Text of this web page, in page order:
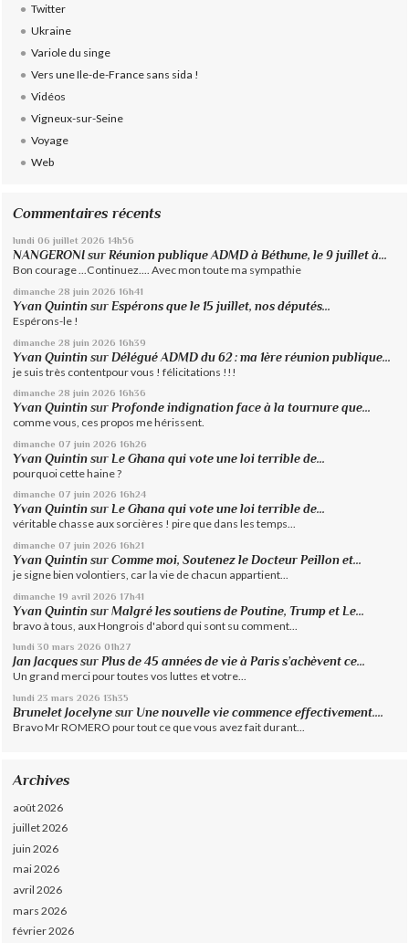
Twitter
Ukraine
Variole du singe
Vers une Ile-de-France sans sida !
Vidéos
Vigneux-sur-Seine
Voyage
Web
Commentaires récents
lundi 06 juillet 2026 14h56
NANGERONI surRéunion publique ADMD à Béthune, le 9 juillet à...
Bon courage ...Continuez.... Avec mon toute ma sympathie
dimanche 28 juin 2026 16h41
Yvan Quintin surEspérons que le 15 juillet, nos députés...
Espérons-le !
dimanche 28 juin 2026 16h39
Yvan Quintin surDélégué ADMD du 62 : ma 1ère réunion publique...
je suis très contentpour vous ! félicitations !!!
dimanche 28 juin 2026 16h36
Yvan Quintin surProfonde indignation face à la tournure que...
comme vous, ces propos me hérissent.
dimanche 07 juin 2026 16h26
Yvan Quintin sur Le Ghana qui vote une loi terrible de...
pourquoi cette haine ?
dimanche 07 juin 2026 16h24
Yvan Quintin surLe Ghana qui vote une loi terrible de...
véritable chasse aux sorcières ! pire que dans les temps...
dimanche 07 juin 2026 16h21
Yvan Quintin surComme moi, Soutenez le Docteur Peillon et...
je signe bien volontiers, car la vie de chacun appartient...
dimanche 19 avril 2026 17h41
Yvan Quintin surMalgré les soutiens de Poutine, Trump et Le...
bravo à tous, aux Hongrois d'abord qui sont su comment...
lundi 30 mars 2026 01h27
Jan Jacques surPlus de 45 années de vie à Paris s’achèvent ce...
Un grand merci pour toutes vos luttes et votre...
lundi 23 mars 2026 13h35
Brunelet Jocelyne sur Une nouvelle vie commence effectivement....
Bravo Mr ROMERO pour tout ce que vous avez fait durant...
Archives
août 2026
juillet 2026
juin 2026
mai 2026
avril 2026
mars 2026
février 2026